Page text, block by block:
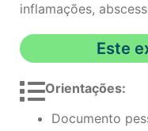
inflamações,
Este
Orientações:
Documento